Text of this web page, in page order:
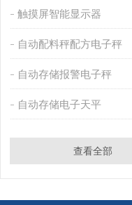
触摸屏智能显示器
自动配料秤配方电子秤
自动存储报警电子秤
自动存储电子天平
查看全部